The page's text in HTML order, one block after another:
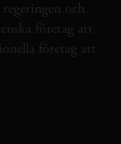
och
företag att
företag att